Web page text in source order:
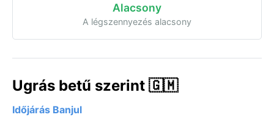
Alacsony
A légszennyezés alacsony
Ugrás betű szerint 🇬🇲
Időjárás Banjul